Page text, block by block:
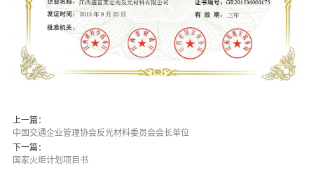
上一篇：
中国交通企业管理协会反光材料委员会会长单位
下一篇：
国家火炬计划项目书